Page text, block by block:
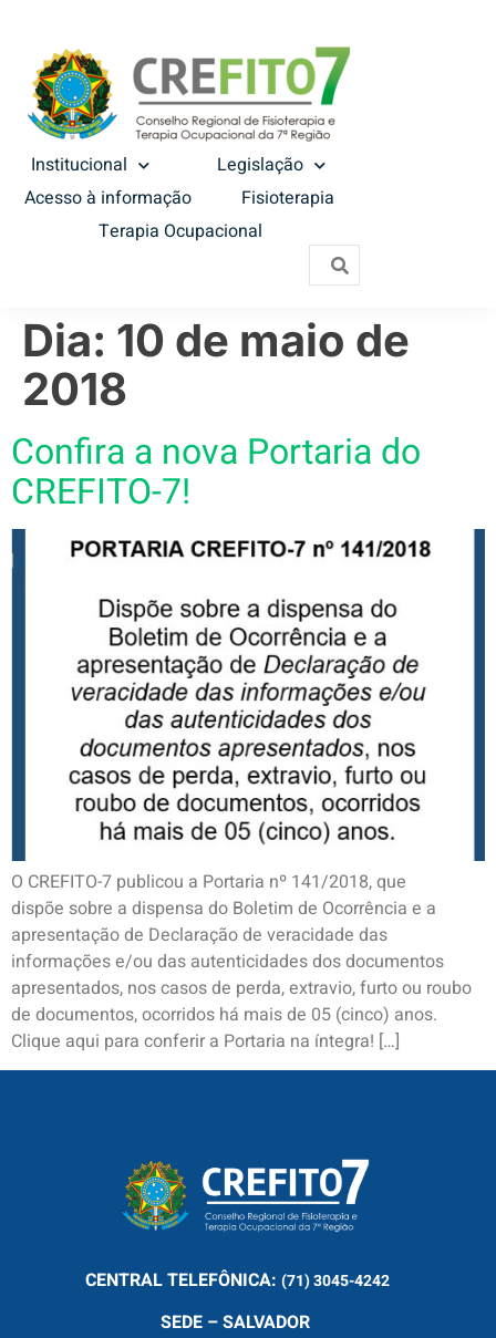
Institucional
Legislação
Acesso à informação
Fisioterapia
Terapia Ocupacional
Dia: 10 de maio de
2018
Confira a nova Portaria do
CREFITO-7!
O CREFITO-7 publicou a Portaria nº 141/2018, que
dispõe sobre a dispensa do Boletim de Ocorrência e a
apresentação de Declaração de veracidade das
informações e/ou das autenticidades dos documentos
apresentados, nos casos de perda, extravio, furto ou roubo
de documentos, ocorridos há mais de 05 (cinco) anos.
Clique aqui para conferir a Portaria na íntegra! […]
CENTRALTELEFÔNICA: (71) 3045-4242
SEDE – SALVADOR